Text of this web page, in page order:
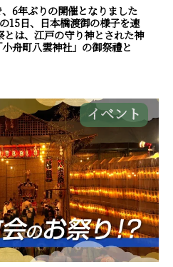
6年ぶりの開催となりました
15日、日本橋渡御の様子を速
は、江戸の守り神とされた神
舟町八雲神社」の御祭禮と
イベント